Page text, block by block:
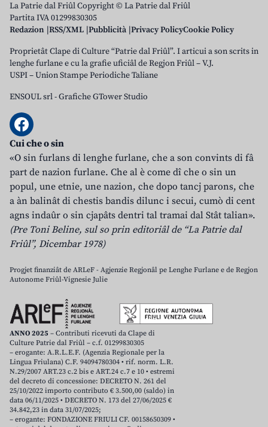
La Patrie dal Friûl Copyright © La Patrie dal Friûl
Partita IVA 01299830305
Redazion RSS/XML Pubblicità Privacy PolicyCookie Policy
Proprietât Clape di Culture “Patrie dal Friûl”. I articui a son scrits in
lenghe furlane e cu la grafie uficiâl de Regjon Friûl – V.J.
USPI – Union Stampe Periodiche Taliane
ENSOUL srl-Grafiche GTower Studio
Cui che o sin
«O sin furlans di lenghe furlane, che a son convints di fâ
part de nazion furlane. Che al è come dî che o sin un
popul, une etnie, une nazion, che dopo tancj parons, che
a àn balinât di chestis bandis dilunc i secui, cumò di cent
agns indaûr o sin cjapâts dentri tal tramai dal Stât talian».
(Pre Toni Beline, sul so prin editoriâl de “La Patrie dal
Friûl”, Dicembar 1978)
Progjet finanziât de ARLeF - Agjenzie Regjonâl pe Lenghe Furlane e de Regjon
Autonome Friûl-Vignesie Julie
ANNO 2025 – Contributi ricevuti da Clape di
Culture Patrie dal Friûl – c.f. 01299830305
– erogante: A.R.L.E.F. (Agenzia Regionale per la
Lingua Friulana) C.F. 94094780304 • rif. norm. L.R.
N.29/2007 ART.23 c.2 bis e ART.24 c.7 e 10 • estremi
del decreto di concessione: DECRETO N. 261 del
25/10/2022 importo contributo € 3.500,00 (saldo) in
data 06/11/2025 • DECRETO N. 173 del 27/06/2025 €
34.842,23 in data 31/07/2025;
– erogante: FONDAZIONE FRIULI CF. 00158650309 •